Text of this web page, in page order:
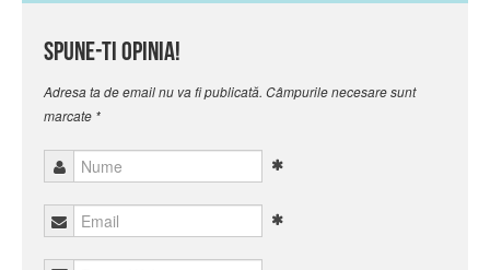
Spune-ti opinia!
Adresa ta de email nu va fi publicată. Câmpurile necesare sunt
marcate *